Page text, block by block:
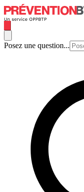
Posez une question...